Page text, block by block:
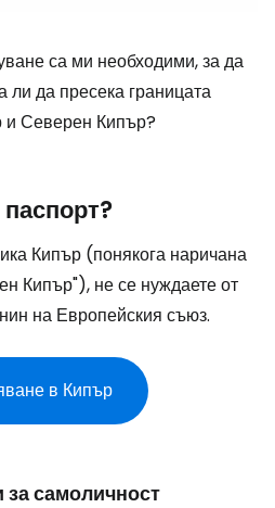
са ми необходими, за да
да пресека границата
и Северен Кипър?
Кипър (понякога наричана
Кипър"), не се нуждаете от
на Европейския съюз.
в Кипър
самоличност